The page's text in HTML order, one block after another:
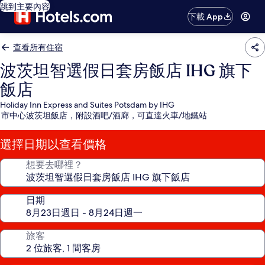
跳到主要內容
下載 App
查看所有住宿
波茨坦智選假日套房飯店 IHG 旗下
飯店
Holiday Inn Express and Suites Potsdam by IHG
市中心波茨坦飯店，附設酒吧/酒廊，可直達火車/地鐵站
選擇日期以查看價格
想要去哪裡？
日期
旅客